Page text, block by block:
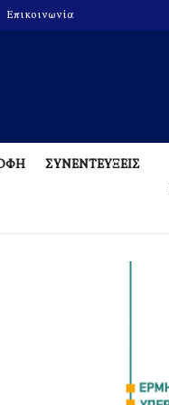
Επικοινωνία
ΣΥΝΕΝΤΕΥΞΕΙΣ